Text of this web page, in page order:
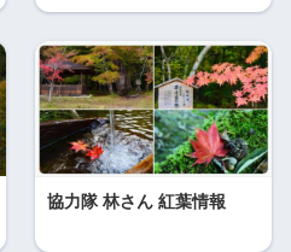
協力隊 林さん 紅葉情報